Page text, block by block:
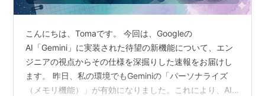
こんにちは、Tomaです。 今回は、Googleの
AI「Gemini」に実装された待望の新機能について、エン
ジニアの視点からその仕様を深掘りした速報をお届けし
ます。 昨日、私の環境でもGeminiの「パーソナライズ
（メモリ機能）」が有効になりました。これにより、AI